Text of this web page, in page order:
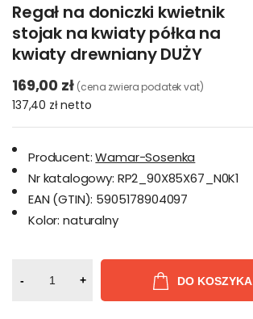
Regał na doniczki kwietnik
stojak na kwiaty półka na
kwiaty drewniany DUŻY
169,00 zł (cena zwiera podatek vat)
137,40 złnetto
Producent: Wamar-Sosenka
Nr katalogowy: RP2_90X85X67_N0K1
EAN (GTIN): 5905178904097
Kolor: naturalny
- + DO KOSZYKA